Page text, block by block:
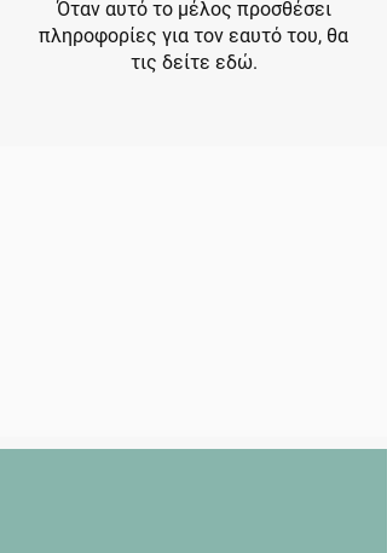
Όταν αυτό το μέλος προσθέσει
πληροφορίες για τον εαυτό του, θα
τις δείτε εδώ.